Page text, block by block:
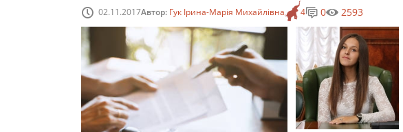
02.11.2017Автор: Гук Ірина-Марія Михайлівна 4 0 2593